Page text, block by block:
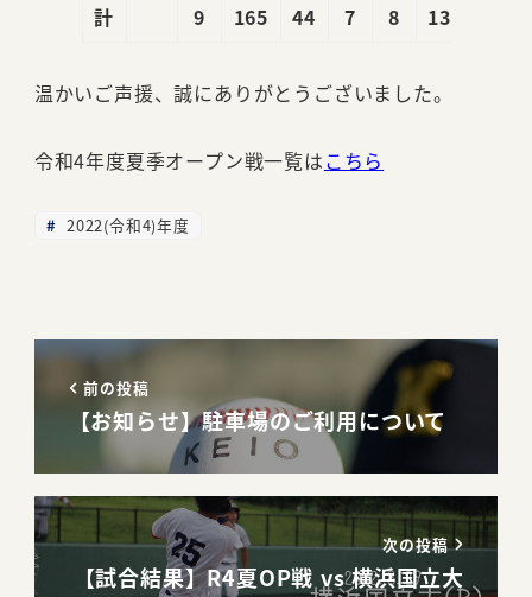
計 9 165 44 7 8 13
温かいご声援、誠にありがとうございました。
令和4年度夏季オープン戦一覧はこちら
2022(令和4)年度
前の投稿
【お知らせ】駐車場のご利用について
次の投稿
【試合結果】R4夏OP戦 vs 横浜国立大